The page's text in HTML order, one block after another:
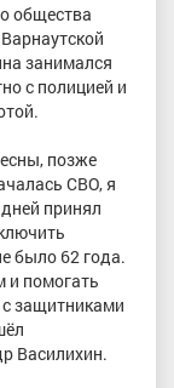
общества
занимался
с полицией и
позже
СВО, я
принял
было 62 года.
и помогать
защитниками
Василихин.